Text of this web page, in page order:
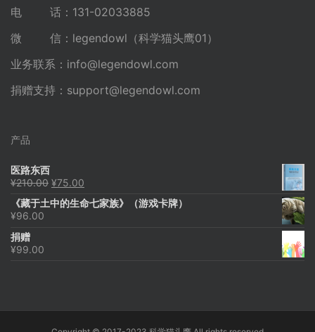
电 话：131-02033885
微 信：legendowl（科学猫头鹰01）
业务联系： info@legendowl.com
捐赠支持： support@legendowl.com
产品
医路东西
¥210.00 原
为：
¥75.00
价
《藏于土中的生命七家族》（游戏卡牌）
¥96.00
捐赠
¥99.00